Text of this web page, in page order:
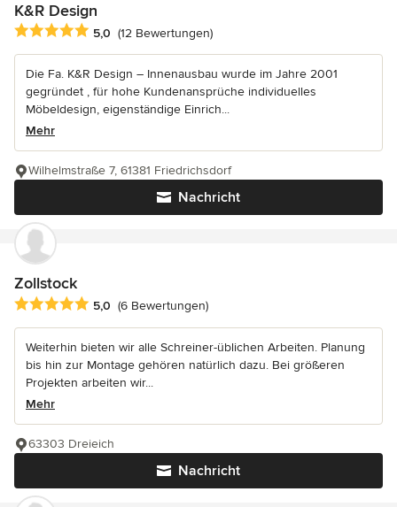
K&R Design
Durchschnittliche Bewertung: 5 von 5 Sternen
5,0 (12 Bewertungen)
Die Fa. K&R Design – Innenausbau wurde im Jahre 2001
gegründet , für hohe Kundenansprüche individuelles
Möbeldesign, eigenständige Einrich...
Mehr
Nachricht
Wilhelmstraße 7, 61381 Friedrichsdorf
Zollstock
Durchschnittliche Bewertung: 5 von 5 Sternen
5,0 (6 Bewertungen)
Weiterhin bieten wir alle Schreiner-üblichen Arbeiten. Planung
bis hin zur Montage gehören natürlich dazu. Bei größeren
Projekten arbeiten wir...
Mehr
Nachricht
63303 Dreieich